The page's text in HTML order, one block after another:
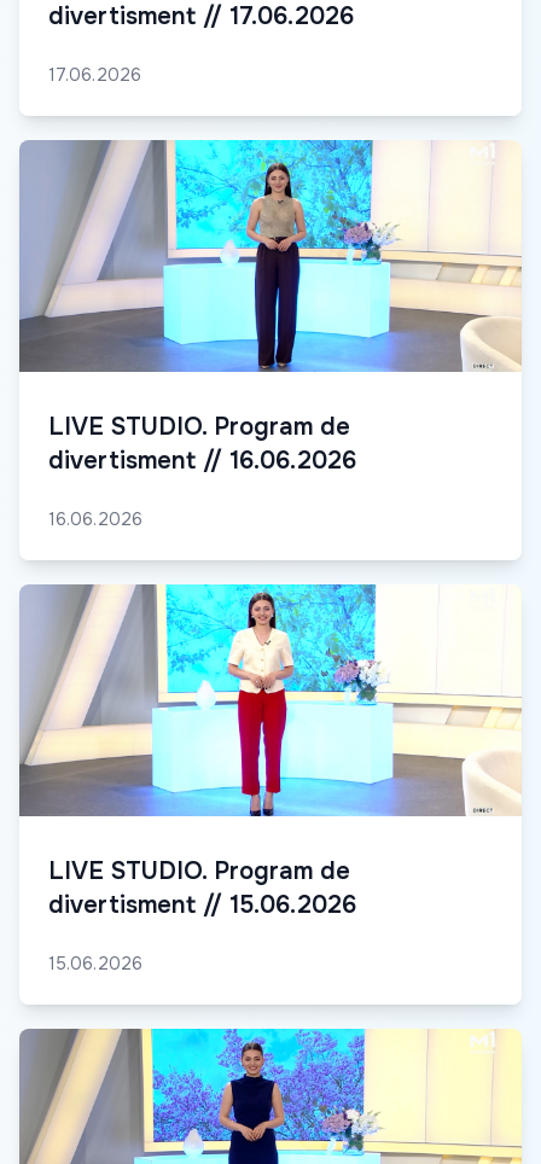
divertisment // 17.06.2026
17.06.2026
LIVE STUDIO. Program de
divertisment // 16.06.2026
16.06.2026
LIVE STUDIO. Program de
divertisment // 15.06.2026
15.06.2026